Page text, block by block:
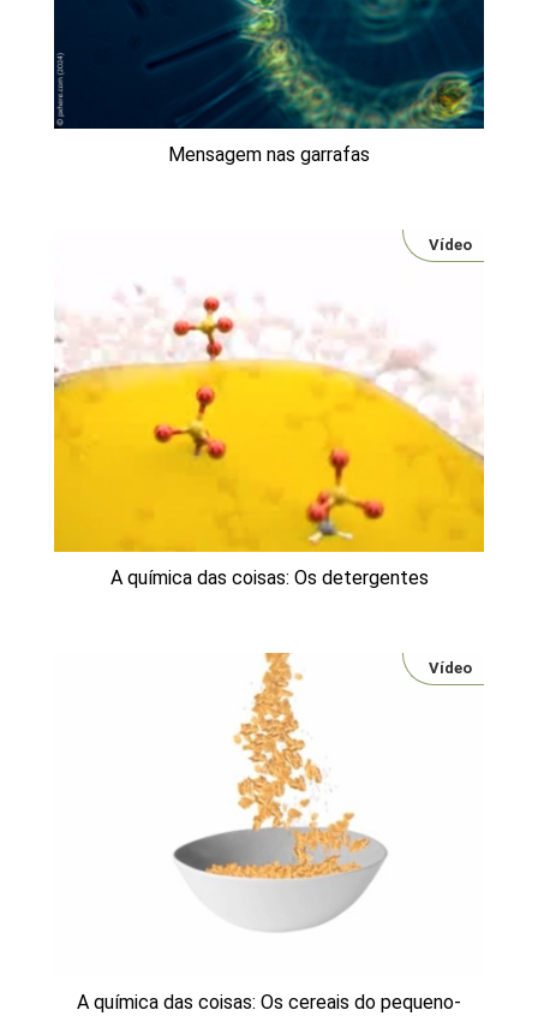
Mensagem nas garrafas
A química das coisas: Os detergentes
Vídeo
A química das coisas: Os cereais do pequeno-
Vídeo